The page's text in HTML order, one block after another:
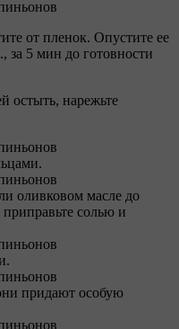
от пленок. Опустите ее
за 5 мин до готовности
остыть, нарежьте
оливковом масле до
солью и
придают особую